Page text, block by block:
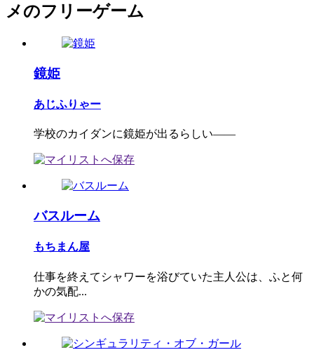
メのフリーゲーム
鏡姫
あじふりゃー
学校のカイダンに鏡姫が出るらしい――
バスルーム
もちまん屋
仕事を終えてシャワーを浴びていた主人公は、ふと何
かの気配...